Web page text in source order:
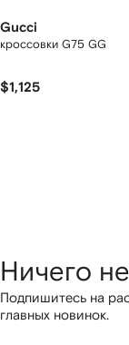
Gucci
кроссовки G75 GG
$1,125
Ничего
Подпишитесь на
главных новинок.